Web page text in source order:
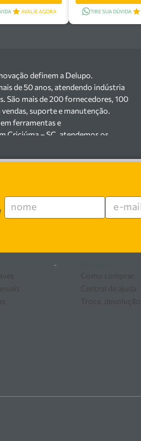
AVALIE AGORA TIRE SUA DÚVIDA
definem a Delupo.
de 50 anos, atendendo indústria
São mais de 200 fornecedores, 100
suporte e manutenção.
ferramentas e
Criciúma – SC, atendemos os
um estoque com mais de
técnico e
em cada atendimento. Encontre
o seu negócio.
-